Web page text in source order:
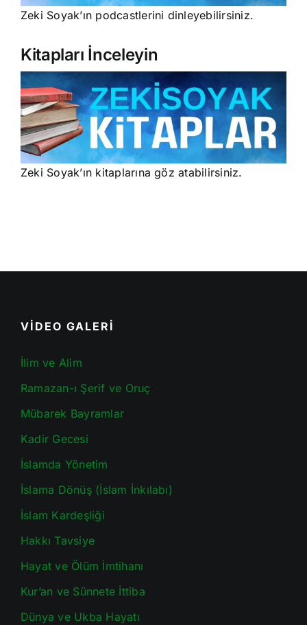
Zeki Soyak’ın podcastlerini dinleyebilirsiniz.
Kitapları İnceleyin
Zeki Soyak’ın kitaplarına göz atabilirsiniz.
VİDEO GALERİ
İlim ve Alim
Ramazan-ı Şerif ve Oruç
Mübarek Bayramlar
Kadir Gecesi
İslamda Yönetim
İslama Dönüş (İslam İnkılabı)
İslam Kardeşliği
Hakkı Tavsiye
Hayat ve Ölüm İmtihanı
Kur’an ve Sünnete İttiba
Dünya ve Ukba Hayatı